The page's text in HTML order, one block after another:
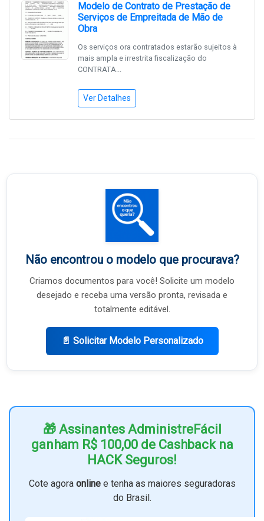
Modelo de Contrato de Prestação de
Serviços de Empreitada de Mão de
Obra
Os serviços ora contratados estarão sujeitos à
mais ampla e irrestrita fiscalização do
CONTRATA...
Ver Detalhes
Não encontrou o modelo que procurava?
Criamos documentos para você! Solicite um modelo
desejado e receba uma versão pronta, revisada e
totalmente editável.
📄 Solicitar Modelo Personalizado
🎁 Assinantes AdministreFácil
ganham R$ 100,00 de Cashback na
HACK Seguros!
Cote agora onlinee tenha as maiores seguradoras
do Brasil.